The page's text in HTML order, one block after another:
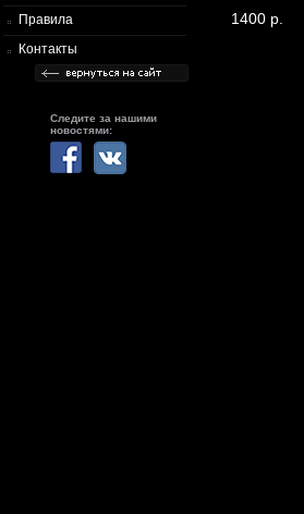
Правила
Контакты
Следите за нашими
новостями:
1400 р.